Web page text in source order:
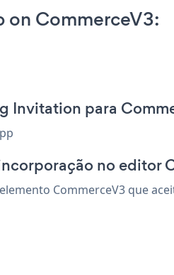
on CommerceV3:
Invitation para
no editor
CommerceV3 que